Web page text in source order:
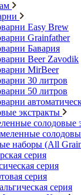
Easy Brew
Grainfather
Бавария
Beer Zavodik
MirBeer
30 литров
50 литров
экстракты
солодовые
наборы (All
серия
серия
серия
серия